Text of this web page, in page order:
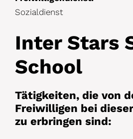
Sozialdienst
Inter Stars
School
Tätigkeiten, die von
Freiwilligen bei
zu erbringen sind: